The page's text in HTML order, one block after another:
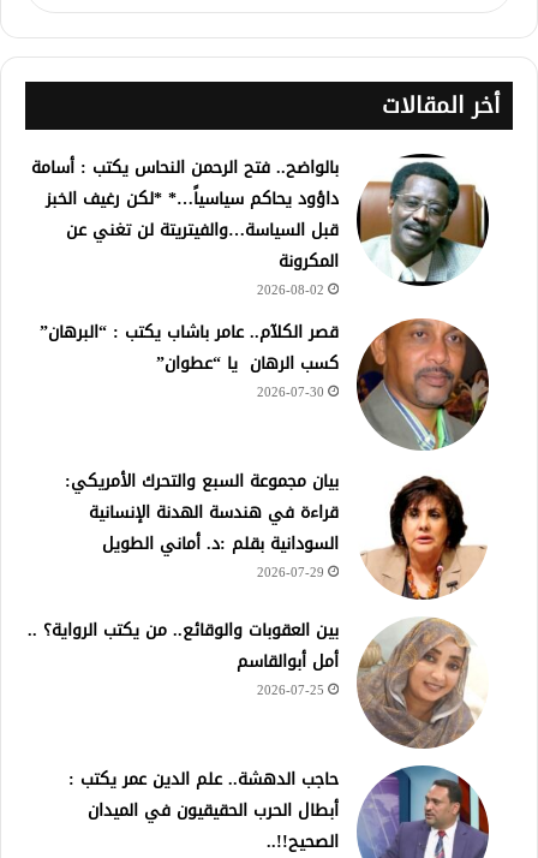
أخر المقالات
بالواضح.. فتح الرحمن النحاس يكتب : أسامة
داؤود يحاكم سياسياً…* *لكن رغيف الخبز
قبل السياسة…والفيتريتة لن تغني عن
المكرونة
2026-08-02
قصر الكلآم.. عامر باشاب يكتب : “البرهان”
كسب الرهان يا “عطوان”
2026-07-30
بيان مجموعة السبع والتحرك الأمريكي:
قراءة في هندسة الهدنة الإنسانية
السودانية بقلم :د. أماني الطويل
2026-07-29
بين العقوبات والوقائع.. من يكتب الرواية؟ ..
أمل أبوالقاسم
2026-07-25
حاجب الدهشة.. علم الدين عمر يكتب :
أبطال الحرب الحقيقيون في الميدان
الصحيح!!..